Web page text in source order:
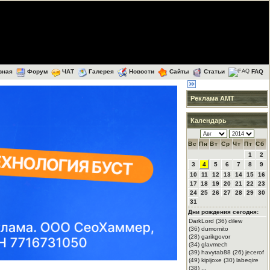
Форум ЧАТ Галерея Новости Сайты Статьи FAQ
Реклама АМТ
Календарь
Вс Пн Вт Ср Чт Пт Сб
1
2
3
4 5 6 7 8
9
10
11 12 13 14 15
16
17 18 19 20 21 22
23
24 25 26 27 28 29
30
31
Дни рождения сегодня:
DarkLord (36) dilew
(36) dumomito
(28) garikgovor
(34) glavmech
(39) havytab88 (26) jecerof
(49) kipijoxe (30) labeqire
(38) ...